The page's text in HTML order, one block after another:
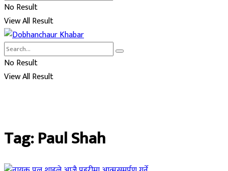
No Result
View All Result
No Result
View All Result
Tag:Paul Shah